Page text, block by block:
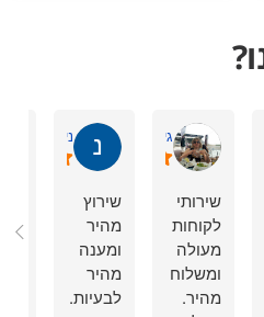
גיתית ס.
שירותי
לקוחות
מעולה
ומשלוח
מהיר.
ניר ל.
שירוץ
מהיר
ומענה
מהיר
לבעיות.